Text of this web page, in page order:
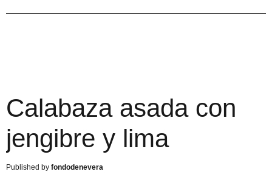
Calabaza asada con
jengibre y lima
fondodenevera